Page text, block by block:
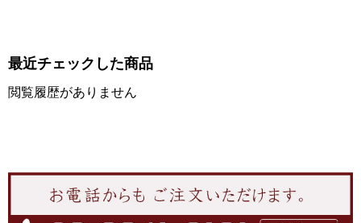
最近チェックした商品
閲覧履歴がありません